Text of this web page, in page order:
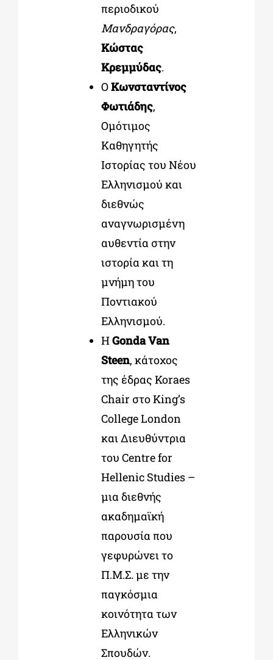
περιοδικού
Μανδραγόρας,
Κώστας
Κρεμμύδας.
ΟΚωνσταντίνος
Φωτιάδης,
Ομότιμος
Καθηγητής
Ιστορίας του Νέου
Ελληνισμού και
διεθνώς
αναγνωρισμένη
αυθεντία στην
ιστορία και τη
μνήμη του
Ποντιακού
Ελληνισμού.
ΗGonda Van
Steen, κάτοχος
της έδρας Koraes
Chair στο King’s
College London
και Διευθύντρια
του Centre for
Hellenic Studies –
μια διεθνής
ακαδημαϊκή
παρουσία που
γεφυρώνει το
Π.Μ.Σ. με την
παγκόσμια
κοινότητα των
Ελληνικών
Σπουδών.